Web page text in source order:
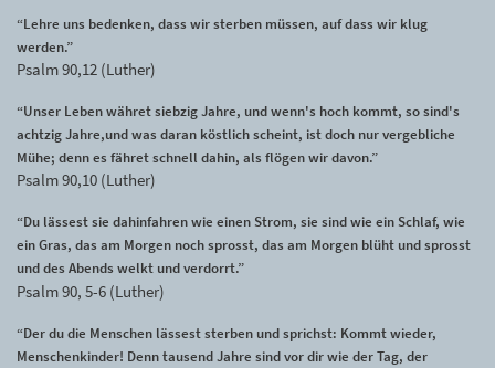
“Lehre uns bedenken, dass wir sterben müssen, auf dass wir klug
werden.”
Psalm 90,12 (Luther)
“Unser Leben währet siebzig Jahre, und wenn's hoch kommt, so sind's
achtzig Jahre,und was daran köstlich scheint, ist doch nur vergebliche
Mühe; denn es fähret schnell dahin, als flögen wir davon.”
Psalm 90,10 (Luther)
“Du lässest sie dahinfahren wie einen Strom, sie sind wie ein Schlaf, wie
ein Gras, das am Morgen noch sprosst, das am Morgen blüht und sprosst
und des Abends welkt und verdorrt.”
Psalm 90, 5-6 (Luther)
“Der du die Menschen lässest sterben und sprichst: Kommt wieder,
Menschenkinder! Denn tausend Jahre sind vor dir wie der Tag, der